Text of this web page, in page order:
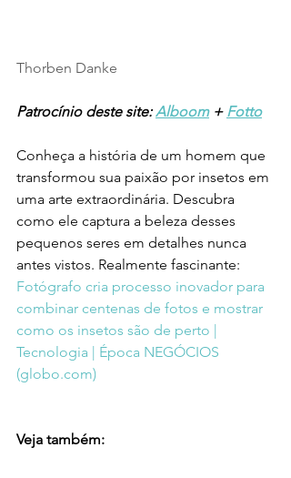
Thorben Danke
Patrocínio deste site: Alboom + Fotto
Conheça a história de um homem que
transformou sua paixão por insetos em
uma arte extraordinária. Descubra
como ele captura a beleza desses
pequenos seres em detalhes nunca
antes vistos. Realmente fascinante:
Fotógrafo cria processo inovador para
combinar centenas de fotos e mostrar
como os insetos são de perto |
Tecnologia | Época NEGÓCIOS
(globo.com)
Veja também: